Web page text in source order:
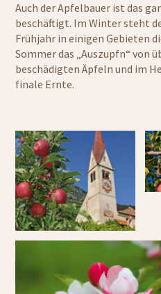
Auch der Apfelbauer ist das
beschäftigt. Im Winter steht
Frühjahr in einigen Gebieten
Sommer das „Auszupfn“ von
beschädigten Äpfeln und im
finale Ernte.